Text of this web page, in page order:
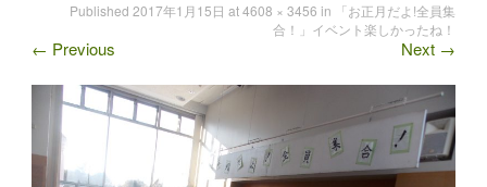
Published 2017年1月15日 at4608 × 3456 in
「お正月だよ!全員集
合！」イベント楽しかったね！
← Previous Next →